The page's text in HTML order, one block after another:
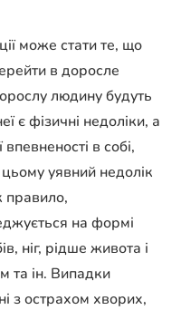
може стати те, що
в доросле
людину будуть
є фізичні недоліки, а
в собі,
уявний недолік
правило,
на формі
ніг, рідше живота і
та ін. Випадки
з острахом хворих,